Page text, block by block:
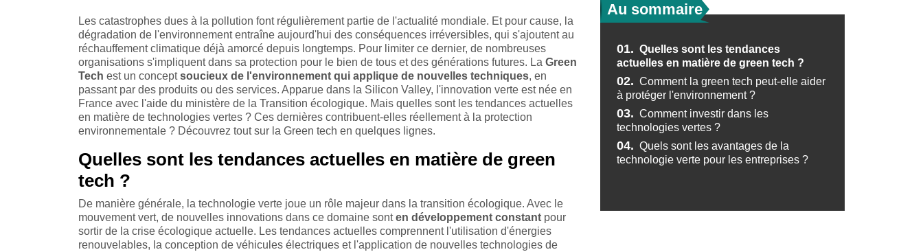
Les catastrophes dues à la pollution font régulièrement partie de l'actualité mondiale. Et pour cause, la
dégradation de l'environnement entraîne aujourd'hui des conséquences irréversibles, qui s'ajoutent au
réchauffement climatique déjà amorcé depuis longtemps. Pour limiter ce dernier, de nombreuses
organisations s'impliquent dans sa protection pour le bien de tous et des générations futures. La Green
Tech est un conceptsoucieux de l'environnement qui applique de nouvelles techniques, en
passant par des produits ou des services. Apparue dans la Silicon Valley, l'innovation verte est née en
France avec l'aide du ministère de la Transition écologique. Mais quelles sont les tendances actuelles
en matière de technologies vertes ? Ces dernières contribuent-elles réellement à la protection
environnementale ? Découvrez tout sur la Green tech en quelques lignes.
Quelles sont les tendances actuelles en matière de green
tech ?
De manière générale, la technologie verte joue un rôle majeur dans la transition écologique. Avec le
mouvement vert, de nouvelles innovations dans ce domaine sonten développement constant pour
sortir de la crise écologique actuelle. Les tendances actuelles comprennent l'utilisation d'énergies
renouvelables, la conception de véhicules électriques et l'application de nouvelles technologies de
Au sommaire
01. Quelles sont les tendances
actuelles en matière de green tech ?
02. Comment la green tech peut-elle aider
à protéger l'environnement ?
03. Comment investir dans les
technologies vertes ?
04. Quels sont les avantages de la
technologie verte pour les entreprises ?